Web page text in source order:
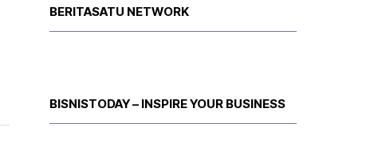
BERITASATU NETWORK
BISNISTODAY – INSPIRE YOUR BUSINESS